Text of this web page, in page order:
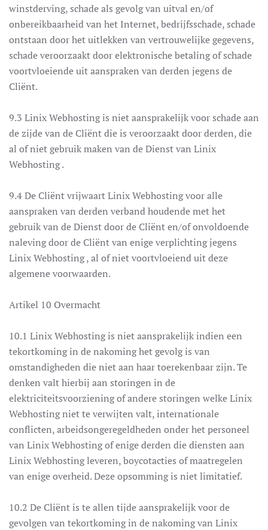
winstderving, schade als gevolg van uitval en/of
onbereikbaarheid van het Internet, bedrijfsschade, schade
ontstaan door het uitlekken van vertrouwelijke gegevens,
schade veroorzaakt door elektronische betaling of schade
voortvloeiende uit aanspraken van derden jegens de
Cliënt.
9.3 Linix Webhosting is niet aansprakelijk voor schade aan
de zijde van de Cliënt die is veroorzaakt door derden, die
al of niet gebruik maken van de Dienst van Linix
Webhosting .
9.4 De Cliënt vrijwaart Linix Webhosting voor alle
aanspraken van derden verband houdende met het
gebruik van de Dienst door de Cliënt en/of onvoldoende
naleving door de Cliënt van enige verplichting jegens
Linix Webhosting , al of niet voortvloeiend uit deze
algemene voorwaarden.
Artikel 10 Overmacht
10.1 Linix Webhosting is niet aansprakelijk indien een
tekortkoming in de nakoming het gevolg is van
omstandigheden die niet aan haar toerekenbaar zijn. Te
denken valt hierbij aan storingen in de
elektriciteitsvoorziening of andere storingen welke Linix
Webhosting niet te verwijten valt, internationale
conflicten, arbeidsongeregeldheden onder het personeel
van Linix Webhosting of enige derden die diensten aan
Linix Webhosting leveren, boycotacties of maatregelen
van enige overheid. Deze opsomming is niet limitatief.
10.2 De Cliënt is te allen tijde aansprakelijk voor de
gevolgen van tekortkoming in de nakoming van Linix